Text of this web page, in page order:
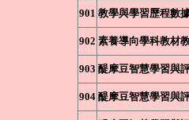
901 教學與學習歷程數
902 素養導向學科教材
903 醍摩豆智慧學習與
904 醍摩豆智慧學習與